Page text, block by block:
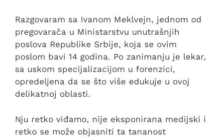
Razgovaram sa Ivanom Meklvejn, jednom od
pregovarača u Ministarstvu unutrašnjih
poslova Republike Srbije, koja se ovim
poslom bavi 14 godina. Po zanimanju je lekar,
sa uskom specijalizacijom u forenzici,
opredeljena da se što više edukuje u ovoj
delikatnoj oblasti.
Nju retko viđamo, nije eksponirana medijski i
retko se može objasniti ta tananost